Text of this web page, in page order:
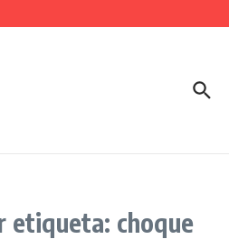
etiqueta: choque